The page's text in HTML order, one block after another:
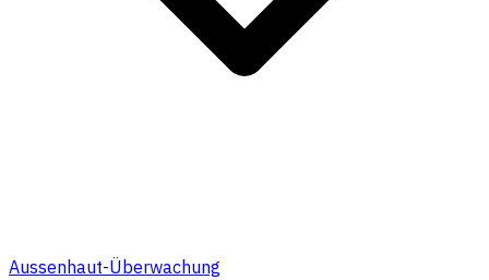
Aussenhaut-Überwachung